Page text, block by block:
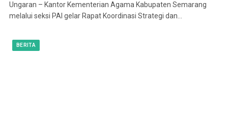
Ungaran – Kantor Kementerian Agama Kabupaten Semarang
melalui seksi PAI gelar Rapat Koordinasi Strategi dan…
BERITA